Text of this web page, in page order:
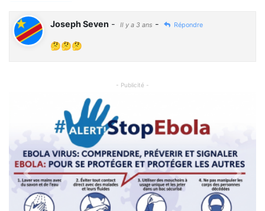
Joseph Seven - Il y a 3 ans - Répondre
🤔🤔🤔
- Publicité -
Previous Next